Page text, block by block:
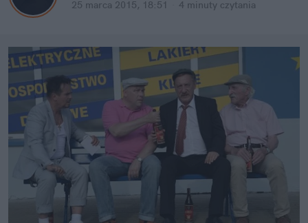
25 marca 2015, 18:51 4 minuty czytania